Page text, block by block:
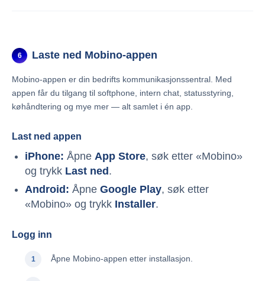
6 Laste ned Mobino-appen
Mobino-appen er din bedrifts kommunikasjonssentral. Med
appen får du tilgang til softphone, intern chat, statusstyring,
køhåndtering og mye mer — alt samlet i én app.
Last ned appen
iPhone: Åpne App Store, søk etter «Mobino»
og trykk Last ned .
Android: Åpne Google Play, søk etter
«Mobino» og trykk Installer.
Logg inn
Åpne Mobino-appen etter installasjon.